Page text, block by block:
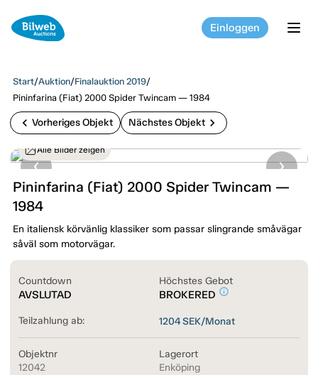
Einloggen
Start/Auktion/Finalauktion 2019/
Pininfarina (Fiat) 2000 Spider Twincam — 1984
chevron_left Vorheriges Objekt Nächstes Objekt chevron_right
Alle Bilder zeigen
Pininfarina (Fiat) 2000 Spider Twincam —
1984
En italiensk körvänlig klassiker som passar slingrande småvägar
såväl som motorvägar.
Countdown
AVSLUTAD
Höchstes Gebot
BROKERED info_outline
Teilzahlung ab: 1204SEK/Monat
Objektnr
12042
Lagerort
Enköping